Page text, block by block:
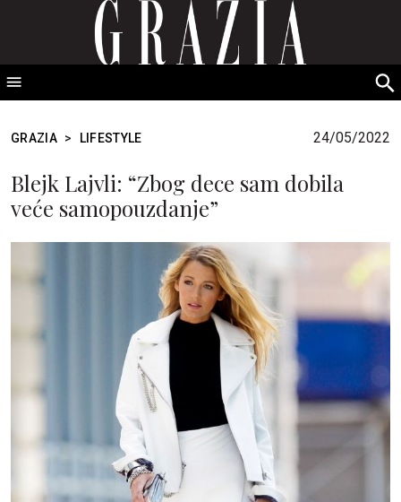
GRAZIA Srbija
GRAZIA > LIFESTYLE 24/05/2022
Blejk Lajvli: “Zbog dece sam dobila
veće samopouzdanje”